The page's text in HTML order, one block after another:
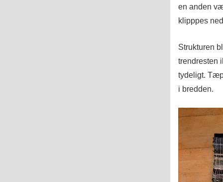
en anden
klipppes
Strukturen
trendresten
tydeligt.
i bredden.